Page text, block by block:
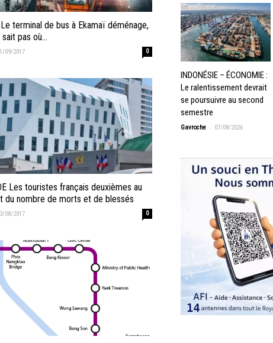
Le terminal de bus à Ekamaï déménage,
pas où…
09/2017 0
Les touristes français deuxièmes au
du nombre de morts et de blessés
08/2017 0
INDONÉSIE – ÉCONOMIE :
Le ralentissement devrait
se poursuivre au second
semestre
Gavroche - 07/08/2026